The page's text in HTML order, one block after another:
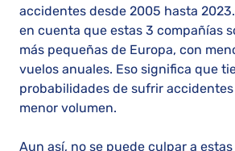
accidentes desde 2005 hasta
en cuenta que estas 3 compañías
más pequeñas de Europa, con
vuelos anuales. Eso significa que
probabilidades de sufrir
menor volumen.
Aun así, no se puede culpar a